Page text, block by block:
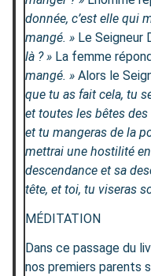
donnée, c’est elle qui
mangé. » Le Seigneur
là ? » La femme
mangé. » Alors le
que tu as fait cela, tu
et toutes les bêtes
et tu mangeras de la
mettrai une hostilité
descendance et sa
tête, et toi, tu viseras
MÉDITATION
Dans ce passage du
nos premiers parents